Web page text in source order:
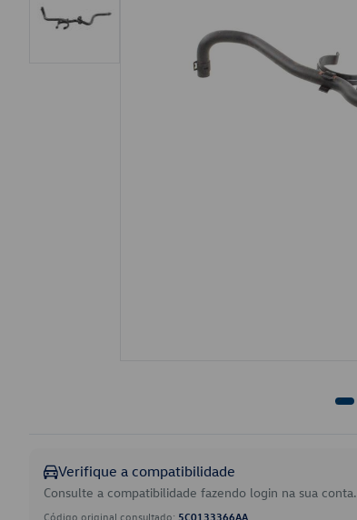
Verifique a compatibilidade
Consulte a compatibilidade fazendo login na sua conta.
Código original consultado: 5C0133366AA